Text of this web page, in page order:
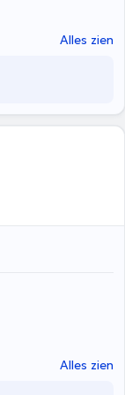
Alles zien
Alles zien